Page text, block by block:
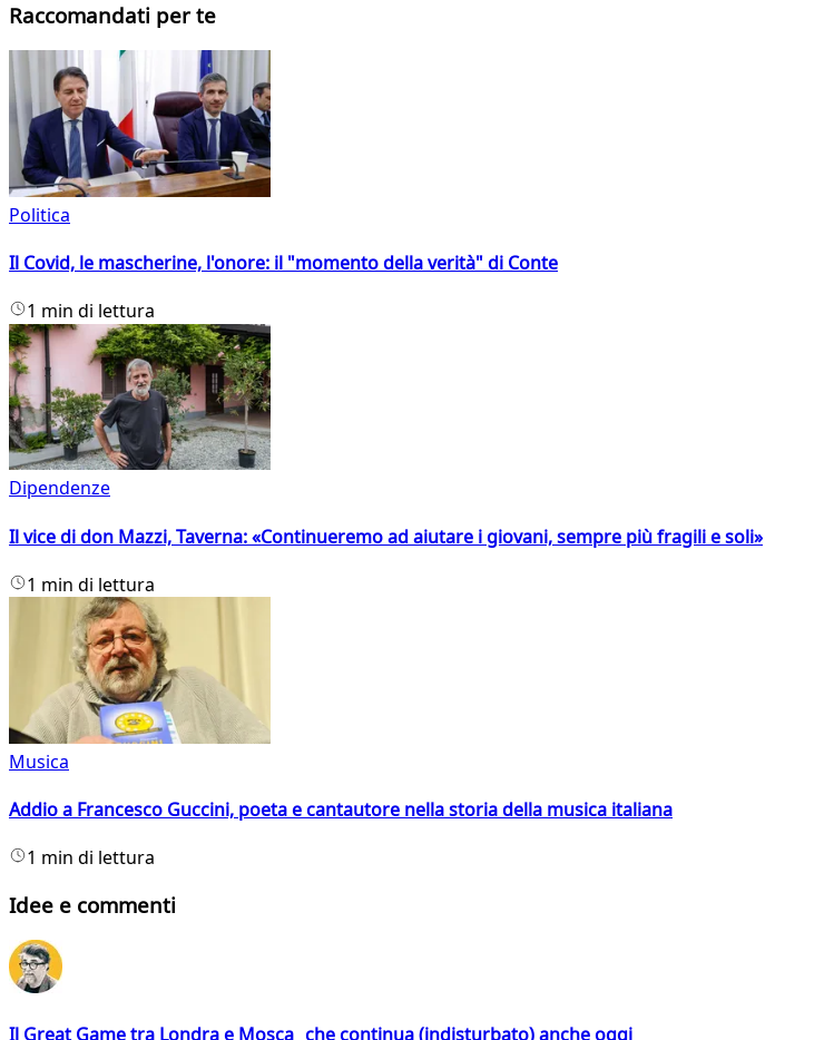
Raccomandati per te
Politica
Il Covid, le mascherine, l'onore: il "momento della verità" di Conte
1 min di lettura
Dipendenze
Il vice di don Mazzi, Taverna: «Continueremo ad aiutare i giovani, sempre più fragili e soli»
1 min di lettura
Musica
Addio a Francesco Guccini, poeta e cantautore nella storia della musica italiana
1 min di lettura
Idee e commenti
Il Great Game tra Londra e Mosca che continua (indisturbato) anche oggi